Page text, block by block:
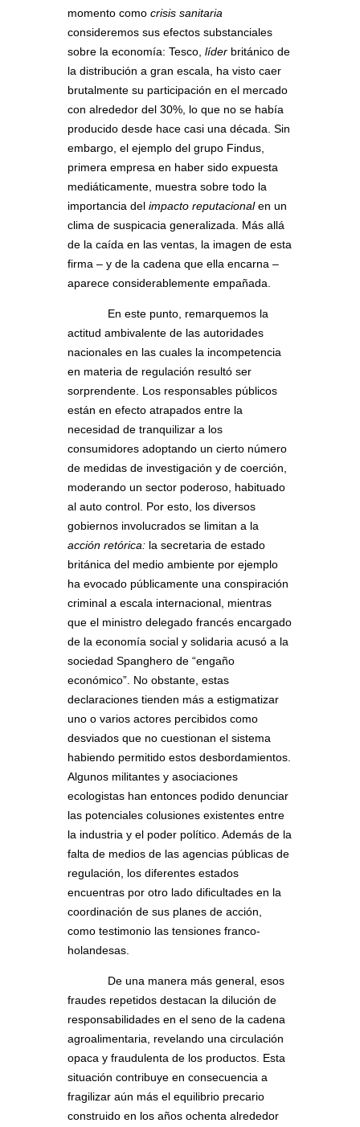
momento como crisis sanitaria
consideremos sus efectos substanciales
sobre la economía: Tesco, líder británico de
la distribución a gran escala, ha visto caer
brutalmente su participación en el mercado
con alrededor del 30%, lo que no se había
producido desde hace casi una década. Sin
embargo, el ejemplo del grupo Findus,
primera empresa en haber sido expuesta
mediáticamente, muestra sobre todo la
importancia del impacto reputacionalen un
clima de suspicacia generalizada. Más allá
de la caída en las ventas, la imagen de esta
firma – y de la cadena que ella encarna –
aparece considerablemente empañada.
En este punto, remarquemos la
actitud ambivalente de las autoridades
nacionales en las cuales la incompetencia
en materia de regulación resultó ser
sorprendente. Los responsables públicos
están en efecto atrapados entre la
necesidad de tranquilizar a los
consumidores adoptando un cierto número
de medidas de investigación y de coerción,
moderando un sector poderoso, habituado
al auto control. Por esto, los diversos
gobiernos involucrados se limitan a la
acción retórica: la secretaria de estado
británica del medio ambiente por ejemplo
ha evocado públicamente una conspiración
criminal a escala internacional, mientras
que el ministro delegado francés encargado
de la economía social y solidaria acusó a la
sociedad Spanghero de “engaño
económico”. No obstante, estas
declaraciones tienden más a estigmatizar
uno o varios actores percibidos como
desviados que no cuestionan el sistema
habiendo permitido estos desbordamientos.
Algunos militantes y asociaciones
ecologistas han entonces podido denunciar
las potenciales colusiones existentes entre
la industria y el poder político. Además de la
falta de medios de las agencias públicas de
regulación, los diferentes estados
encuentras por otro lado dificultades en la
coordinación de sus planes de acción,
como testimonio las tensiones franco-
holandesas.
De una manera más general, esos
fraudes repetidos destacan la dilución de
responsabilidades en el seno de la cadena
agroalimentaria, revelando una circulación
opaca y fraudulenta de los productos. Esta
situación contribuye en consecuencia a
fragilizar aún más el equilibrio precario
construido en los años ochenta alrededor